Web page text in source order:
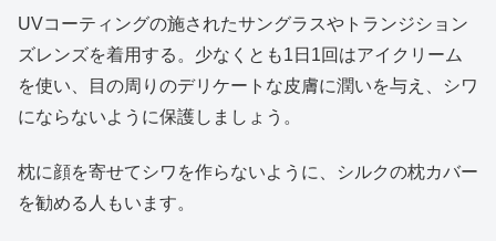
UVコーティングの施されたサングラスやトランジション
ズレンズを着用する。少なくとも1日1回はアイクリーム
を使い、目の周りのデリケートな皮膚に潤いを与え、シワ
にならないように保護しましょう。
枕に顔を寄せてシワを作らないように、シルクの枕カバー
を勧める人もいます。